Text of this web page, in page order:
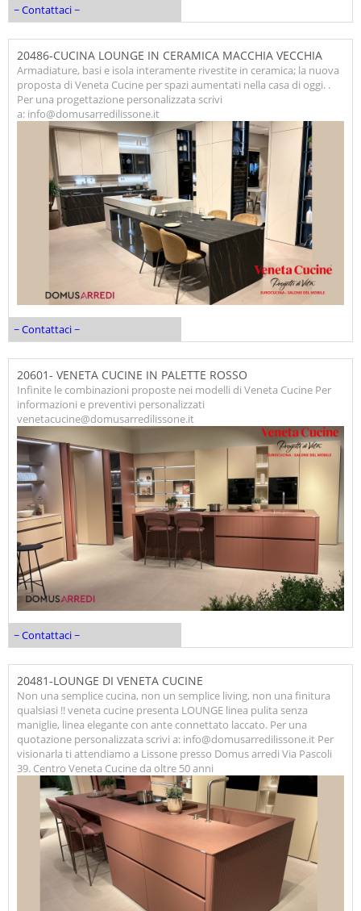
~ Contattaci ~
20486-CUCINA LOUNGE IN CERAMICA MACCHIA VECCHIA
Armadiature, basi e isola interamente rivestite in ceramica; la nuova
proposta di Veneta Cucine per spazi aumentati nella casa di oggi. .
Per una progettazione personalizzata scrivi
a: info@domusarredilissone.it
~ Contattaci ~
20601- VENETA CUCINE IN PALETTE ROSSO
Infinite le combinazioni proposte nei modelli di Veneta Cucine Per
informazioni e preventivi personalizzati
venetacucine@domusarredilissone.it
~ Contattaci ~
20481-LOUNGE DI VENETA CUCINE
Non una semplice cucina, non un semplice living, non una finitura
qualsiasi !! veneta cucine presenta LOUNGE linea pulita senza
maniglie, linea elegante con ante connettato laccato. Per una
quotazione personalizzata scrivi a: info@domusarredilissone.it Per
visionarla ti attendiamo a Lissone presso Domus arredi Via Pascoli
39. Centro Veneta Cucine da oltre 50 anni